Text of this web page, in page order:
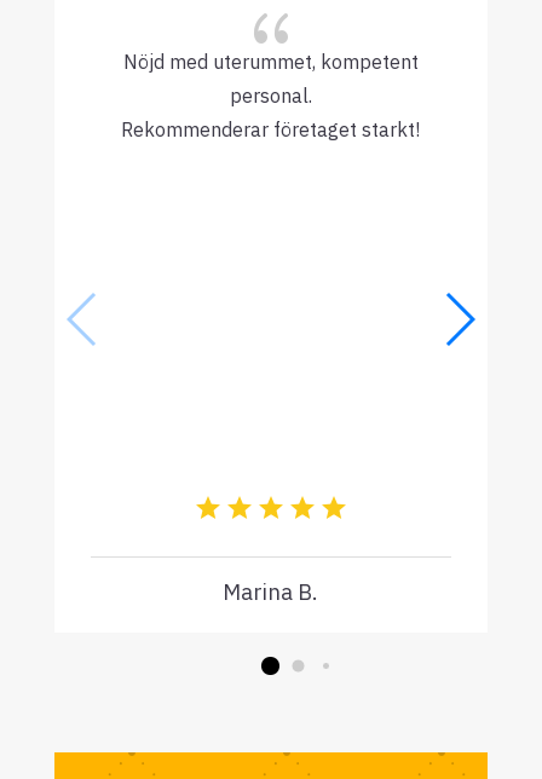
{
Nöjd med uterummet, kompetent
personal.
Rekommenderar företaget starkt!
Marina B.